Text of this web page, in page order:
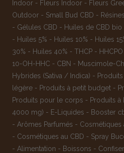
Indoor - Fleurs Indoor - Fleurs
Outdoor - Small Bud CBD -
- Gélules CBD - Huiles de CBD bio
- Huiles 5% - Huiles 10% - Huiles
30% - Huiles 40% - THCP - HHCPO
10-OH-HHC - CBN - Muscimole-
Hybrides (Sativa / Indica) -
légère - Produits à petit budget -
Produits pour le corps - Produits
4000 mg) - E-Liquides - Booster
- Arômes Parfumés - Cosmétiques
- Cosmétiques au CBD - Spray
- Alimentation - Boissons -